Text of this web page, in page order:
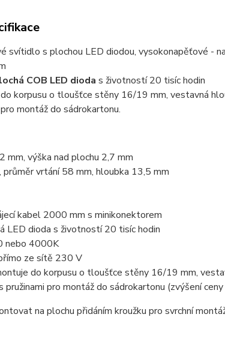
svítidlo s plochou LED diodou, vysokonapěťové -
COB LED dioda s životností 20 tisíc hodin
korpusu o tloušťce stěny 16/19 mm, vestavná
montáž do sádrokartonu.
mm, výška nad plochu 2,7 mm
průměr vrtání 58 mm, hloubka 13,5 mm
kabel 2000 mm s minikonektorem
LED dioda s životností 20 tisíc hodin
nebo 4000K
ze sítě 230 V
do korpusu o tloušťce stěny 16/19 mm,
pro montáž do sádrokartonu (zvýšení
na plochu přidáním kroužku pro svrchní